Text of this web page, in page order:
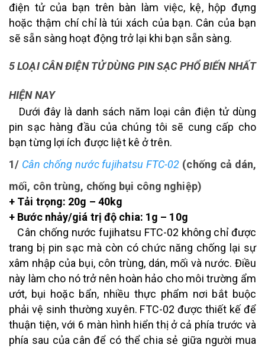
điện tử của bạn trên bàn làm việc, kệ, hộp đựng
hoặc thậm chí chỉ là túi xách của bạn. Cân của bạn
sẽ sẵn sàng hoạt động trở lại khi bạn sẵn sàng.
5 LOẠI CÂN ĐIỆN TỬ DÙNG PIN SẠC PHỔ BIẾN NHẤT
HIỆN NAY
Dưới đây là danh sách năm loại cân điện tử dùng
pin sạc hàng đầu của chúng tôi sẽ cung cấp cho
bạn từng lợi ích được liệt kê ở trên.
1/ Cân chống nước fujihatsu FTC-02 (chống cả dán,
mối, côn trùng, chống bụi công nghiệp)
+ Tải trọng: 20g – 40kg
+ Bước nhảy/giá trị độ chia: 1g – 10g
Cân chống nước fujihatsu FTC-02 không chỉ được
trang bị pin sạc mà còn có chức năng chống lại sự
xâm nhập của bụi, côn trùng, dán, mối và nước. Điều
này làm cho nó trở nên hoàn hảo cho môi trường ẩm
ướt, bụi hoặc bẩn, nhiều thực phẩm nơi bắt buộc
phải vệ sinh thường xuyên. FTC-02 được thiết kế để
thuận tiện, với 6 màn hình hiển thị ở cả phía trước và
phía sau của cân để có thể chia sẻ giữa người mua